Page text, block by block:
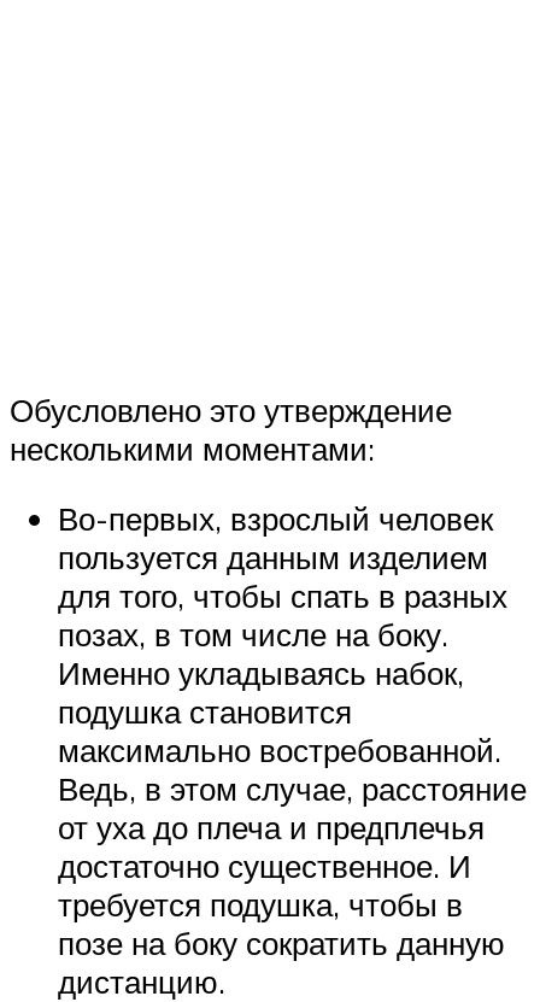
Обусловлено это утверждение
несколькими моментами:
Во-первых, взрослый человек
пользуется данным изделием
для того, чтобы спать в разных
позах, в том числе на боку.
Именно укладываясь набок,
подушка становится
максимально востребованной.
Ведь, в этом случае, расстояние
от уха до плеча и предплечья
достаточно существенное. И
требуется подушка, чтобы в
позе на боку сократить данную
дистанцию.